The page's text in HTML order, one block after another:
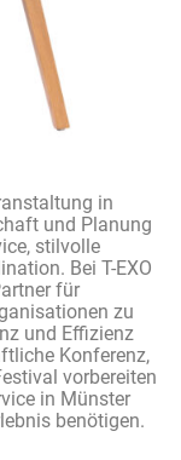
in
und Planung
, stilvolle
. Bei T-EXO
für
zu
und Effizienz
Konferenz,
vorbereiten
in Münster
benötigen.